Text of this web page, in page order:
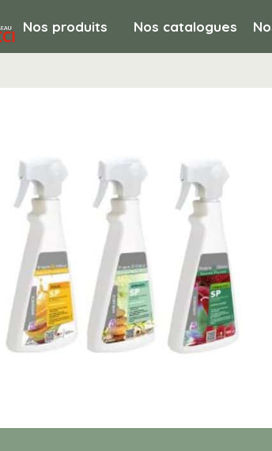
Nos produits Nos catalogues
ET ENTRETIEN / Désodorisarion et